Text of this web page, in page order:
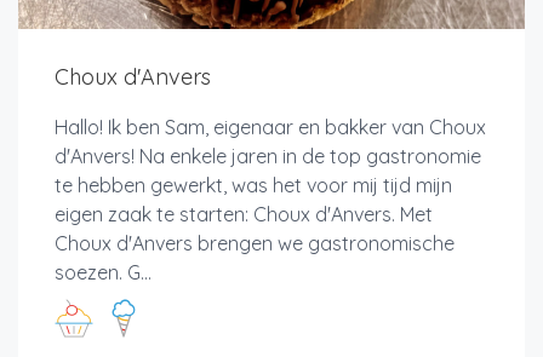
Choux d'Anvers
Hallo! Ik ben Sam, eigenaar en bakker van Choux
d'Anvers! Na enkele jaren in de top gastronomie
te hebben gewerkt, was het voor mij tijd mijn
eigen zaak te starten: Choux d'Anvers. Met
Choux d'Anvers brengen we gastronomische
soezen. G...